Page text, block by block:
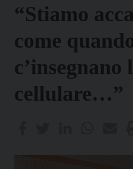
“Stiamo
come
c’insegnano
cellulare…”